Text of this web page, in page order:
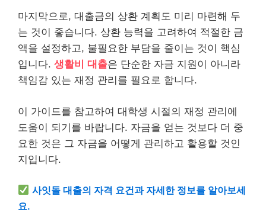
마지막으로, 대출금의 상환 계획도 미리 마련해 두
는 것이 좋습니다. 상환 능력을 고려하여 적절한 금
액을 설정하고, 불필요한 부담을 줄이는 것이 핵심
입니다. 생활비 대출은 단순한 자금 지원이 아니라
책임감 있는 재정 관리를 필요로 합니다.
이 가이드를 참고하여 대학생 시절의 재정 관리에
도움이 되기를 바랍니다. 자금을 얻는 것보다 더 중
요한 것은 그 자금을 어떻게 관리하고 활용할 것인
지입니다.
사잇돌 대출의 자격 요건과 자세한 정보를 알아보세
요.